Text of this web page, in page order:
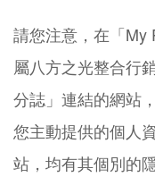
請您注意，在「My
屬八方之光整合行
分誌」連結的網站
您主動提供的個人
站，均有其個別的